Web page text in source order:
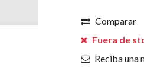
Comparar
Fuera de
Reciba una